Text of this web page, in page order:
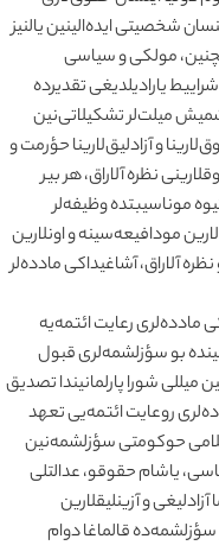
شخصیتی ایده‌الینین یالنیز
مولکی و سیاسی
یارادیلدیغی تقدیرده
میلت‌لر تشکیلاتی‌نین
و آزادلیق‌لارینا حؤرمت و
نظره آلاراق، هر بیر
موناسیبتده وظیفه‌لر
مودافیعه‌سینه و اونلارین
آلاراق، آشاغیداکی مادده‌لر
رعایت ائتمه‌یه
ایران دؤولتی ده ۱۵/۰۱/۱۳۴۷ تاریخینده بو سؤزلشمه‌لری قبول
میللی شورا پارلمانیندا تصدیق
روعایت ائتمه‌یی تعهد
اسلامی حوکومتی سؤزلشمه‌نین
یاشام حقوقو، عدالتلی
و آزینلیقلارین
سؤزلشمه‌ده قالماغا دوام